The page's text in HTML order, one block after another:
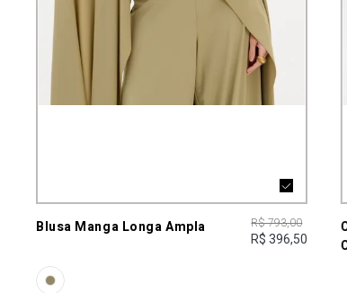
Blusa Manga Longa Ampla R$ 793,00
R$ 396,50